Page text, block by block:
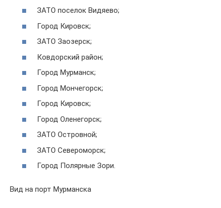
ЗАТО поселок Видяево;
Город Кировск;
ЗАТО Заозерск;
Ковдорский район;
Город Мурманск;
Город Мончегорск;
Город Кировск;
Город Оленегорск;
ЗАТО Островной;
ЗАТО Североморск;
Город Полярные Зори.
Вид на порт Мурманска